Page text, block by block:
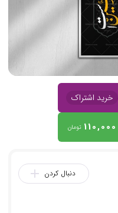
خرید اشتراک
110,000 تومان
دنبال کردن add